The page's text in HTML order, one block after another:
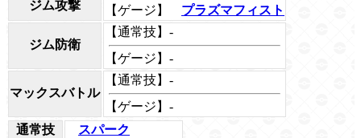
ジム攻撃
【ゲージ】
プラズマフィスト
ジム防衛
【通常技】-
【ゲージ】-
マックスバトル
【通常技】-
【ゲージ】-
通常技
スパーク